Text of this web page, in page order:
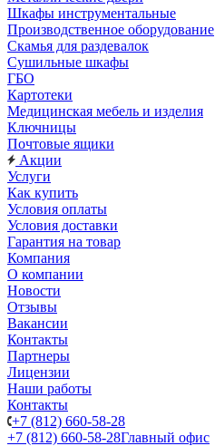
Шкафы инструментальные
Производственное оборудование
Скамья для раздевалок
Сушильные шкафы
ГБО
Картотеки
Медицинская мебель и изделия
Ключницы
Почтовые ящики
Акции
Услуги
Как купить
Условия оплаты
Условия доставки
Гарантия на товар
Компания
О компании
Новости
Отзывы
Вакансии
Контакты
Партнеры
Лицензии
Наши работы
Контакты
+7 (812) 660-58-28
+7 (812) 660-58-28Главный офис